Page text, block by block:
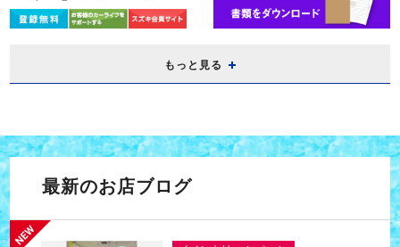
もっと見る
最新のお店ブログ